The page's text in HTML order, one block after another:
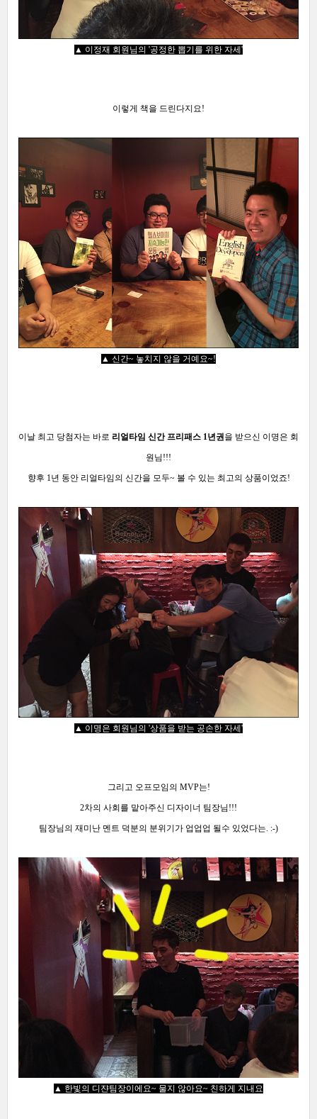
▲ 이 정재 회원님의 '공정한 뽑기를 위한 자세'
이렇게 책을 드린다지요!
▲ 신간~ 놓치지 않을 거예요~!
이날 최고 당첨자는 바로 리얼타임 신간 프리패스 1년권을 받으신 이명은 회
원님!!!
향후 1년 동안 리얼타임의 신간을 모두~ 볼 수 있는 최고의 상품이었죠!
▲ 이명은 회원님의 '상품을 받는 공손한 자세 '
그리고 오프모임의 MVP는!
2차의 사회를 맡아주신 디자이너 팀장님!!!
팀장님의 재미난 멘트 덕분의 분위기가 업업업 될수 있었다는. :-)
▲ 한빛의 디쟌팀장이에요~ 물지 않아요~ 친하게 지내요